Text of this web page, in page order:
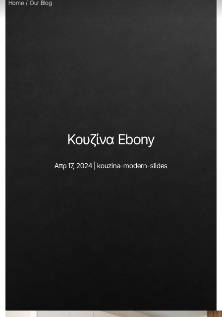
Κουζίνα Ebony
Απρ 17, 2024 | kouzina-modern-slides
Home / Our Blog